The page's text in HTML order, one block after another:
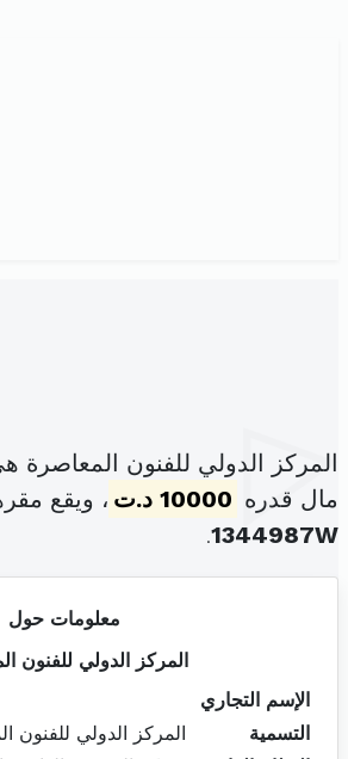
المركز الدولي للفنون
مال قدره 10000 د.ت ، ويقع
1344987W
.
معلومات حول
المركز الدولي للفنون
الإسم التجاري
التسمية
المركز الدولي للفنون